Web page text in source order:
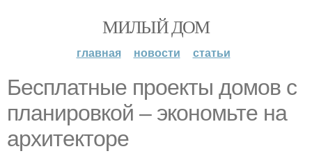
МИЛЫЙ ДОМ
главная новости статьи
Бесплатные проекты домов с
планировкой – экономьте на
архитекторе